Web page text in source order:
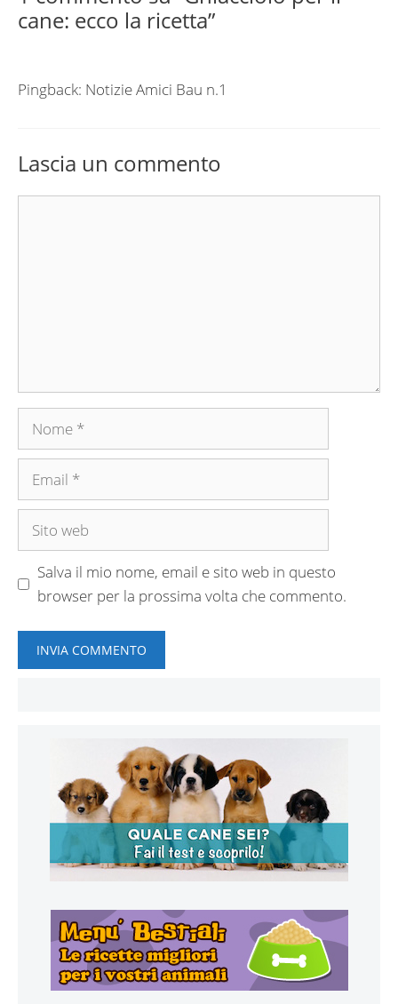
cane: ecco la ricetta”
Pingback: Notizie Amici Bau n.1
Lascia un commento
Nome
Email
Sito
Salva il mio nome, email e sito web in questo
browser per la prossima volta che commento.